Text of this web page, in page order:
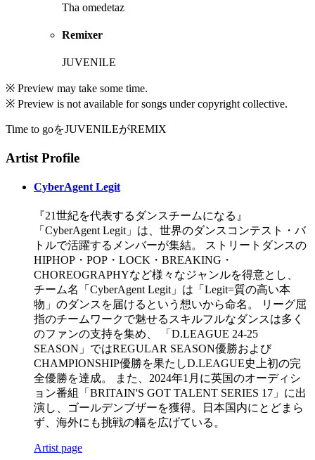
Tha omedetaz
Remixer
JUVENILE
※ Preview may take some time.
※ Preview is not available for songs under copyright collective.
Time to goをJUVENILEがREMIX
Artist Profile
CyberAgent Legit
『21世紀を代表するダンスチームになる』
「CyberAgent Legit」は、世界のダンスコンテスト・バ
トルで活躍するメンバーが集結。 ストリートダンスの
HIPHOP・POP・LOCK・BREAKING・
CHOREOGRAPHYなど様々なジャンルを得意とし、
チーム名「CyberAgent Legit」は「Legit=質の高い本
物」のダンスを届けるという想いから命名。 リーグ屈
指のチームワークで魅せるスキルフルなダンスは多く
のファンの支持を集め、 「D.LEAGUE 24-25
SEASON」ではREGULAR SEASON優勝および
CHAMPIONSHIP優勝を果たしD.LEAGUE史上初の完
全優勝を達成。 また、2024年1月に英国のオーディシ
ョン番組「BRITAIN'S GOT TALENT SERIES 17」に出
演し、ゴールデンブザーを獲得。日本国内にとどまら
ず、海外にも挑戦の幅を広げている。
Artist page